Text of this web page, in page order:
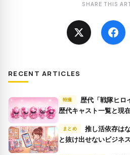
SHARE THIS
RECENT ARTICLES
特撮
歴代キャスト一覧と現
まとめ
推し活依存はなぜ起きる？有名人崇拝症候群
と抜け出せないビジネ